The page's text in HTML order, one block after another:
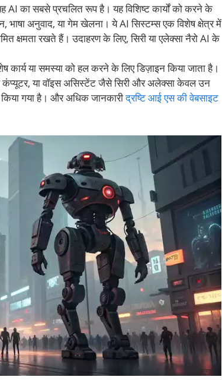
AI का सबसे प्रचलित रूप है। यह विशिष्ट कार्यों को करने के
भाषा अनुवाद, या गेम खेलना। ये AI सिस्टम्स एक विशेष क्षेत्र में
क्षमता रखते हैं। उदाहरण के लिए, सिरी या एलेक्सा नैरो AI के
कार्य या समस्या को हल करने के लिए डिज़ाइन किया जाता है।
या वॉइस असिस्टेंट जैसे सिरी और अलेक्सा केवल उन
किया गया है। और अधिक जानकारीद्रष्टि आई एस की वेबसाइट